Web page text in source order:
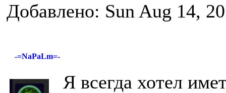
Добавлено: Sun Aug 14,
-=NaPaLm=-
Я всегда хотел